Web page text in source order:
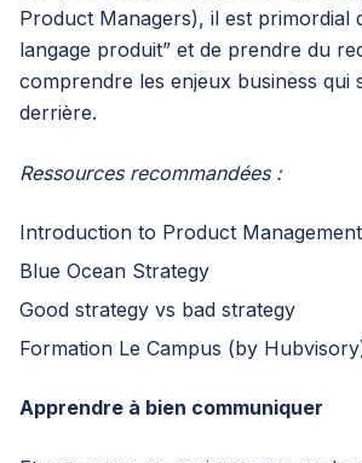
Product Managers), il est primordial
langage produit” et de prendre du
comprendre les enjeux business qui
derrière.
Ressources recommandées :
Introduction to Product Management
Blue Ocean Strategy
Good strategy vs bad strategy
Formation Le Campus (by
Apprendre à bien communiquer